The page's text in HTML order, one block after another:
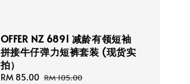
OFFER NZ 6891 减龄有领短袖
拼接牛仔弹力短裤套装 (现货实
拍）
Sale
RM 85.00 Regular
RM 105.00